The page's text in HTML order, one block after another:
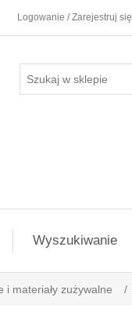
Logowanie / Zarejestruj się
Wyszukiwanie
materiały zużywalne /